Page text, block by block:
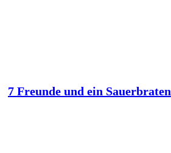
7 Freunde und ein Sauerbraten